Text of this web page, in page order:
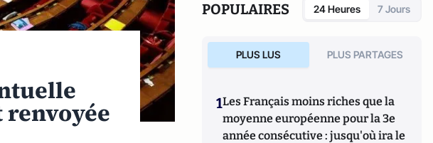
POPULAIRES 24 Heures 7 Jours
PLUS LUS PLUS PARTAGES
1Les Français moins riches que la
moyenne européenne pour la 3e
année consécutive : jusqu'où ira le